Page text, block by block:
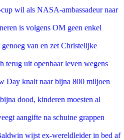
wil als NASA-ambassadeur naar
is volgens OM geen enkel
van en zet Christelijke
terug uit openbaar leven wegens
Day knalt naar bijna 800 miljoen
dood, kinderen moesten al
aangifte na schuine grappen
wijst ex-wereldleider in bed af